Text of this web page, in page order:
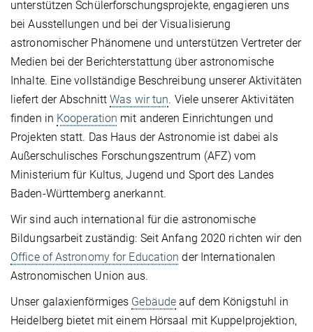
unterstützen Schülerforschungsprojekte, engagieren uns
bei Ausstellungen und bei der Visualisierung
astronomischer Phänomene und unterstützen Vertreter der
Medien bei der Berichterstattung über astronomische
Inhalte. Eine vollständige Beschreibung unserer Aktivitäten
liefert der AbschnittWas wir tun. Viele unserer Aktivitäten
finden in Kooperation mit anderen Einrichtungen und
Projekten statt. Das Haus der Astronomie ist dabei als
Außerschulisches Forschungszentrum (AFZ) vom
Ministerium für Kultus, Jugend und Sport des Landes
Baden-Württemberg anerkannt.
Wir sind auch international für die astronomische
Bildungsarbeit zuständig: Seit Anfang 2020 richten wir den
Office of Astronomy for Education der Internationalen
Astronomischen Union aus.
Unser galaxienförmiges Gebäude auf dem Königstuhl in
Heidelberg bietet mit einem Hörsaal mit Kuppelprojektion,